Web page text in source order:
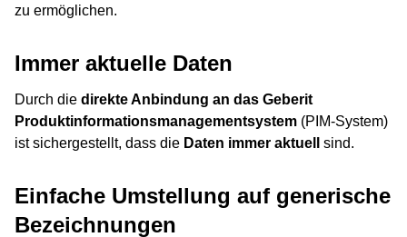
zu ermöglichen.
Immer aktuelle Daten
Durch die direkte Anbindung an das Geberit
Produktinformationsmanagementsystem (PIM-System)
ist sichergestellt, dass die Daten immer aktuell sind.
Einfache Umstellung auf generische
Bezeichnungen